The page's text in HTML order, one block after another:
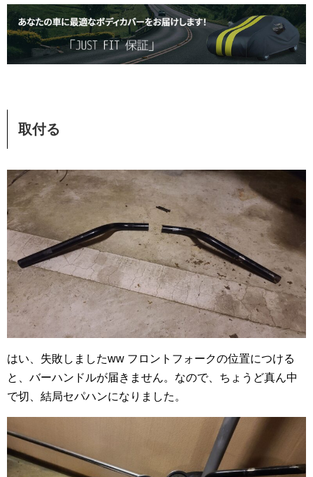
取付る
はい、失敗しましたww フロントフォークの位置につける
と、バーハンドルが届きません。なので、ちょうど真ん中
で切、結局セパハンになりました。